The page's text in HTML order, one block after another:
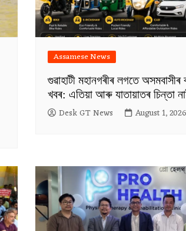
Assamese News
গুৱাহাটী মহানগৰীৰ লগতে অসমবাসীৰ
খবৰ: এতিয়া আৰু যাতায়াতৰ চিন্তা
Desk GT News August 1, 2026